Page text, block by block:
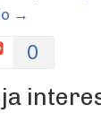
→
0